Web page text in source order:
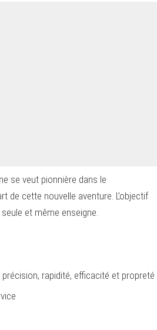
se veut pionnière dans le
de cette nouvelle aventure. L’objectif
et même enseigne.
rapidité, efficacité et propreté